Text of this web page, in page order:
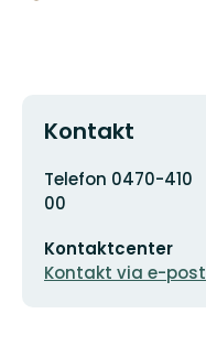
Kontakt
Adress
Telefon 0470-410
00
postadress
Kontaktcenter
Kontakt via e-post